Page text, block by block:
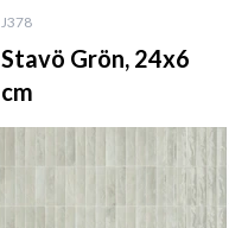
J378
Stavö Grön, 24x6
cm